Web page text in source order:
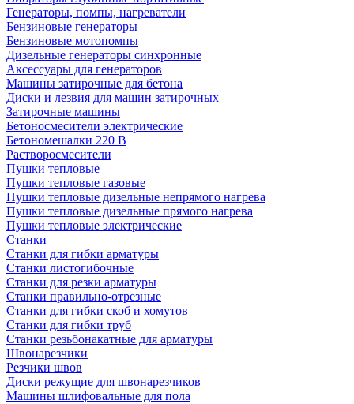
Генераторы, помпы, нагреватели
Бензиновые генераторы
Бензиновые мотопомпы
Дизельные генераторы синхронные
Аксессуары для генераторов
Машины затирочные для бетона
Диски и лезвия для машин затирочных
Затирочные машины
Бетоносмесители электрические
Бетономешалки 220 В
Растворосмесители
Пушки тепловые
Пушки тепловые газовые
Пушки тепловые дизельные непрямого нагрева
Пушки тепловые дизельные прямого нагрева
Пушки тепловые электрические
Станки
Станки для гибки арматуры
Станки листогибочные
Станки для резки арматуры
Станки правильно-отрезные
Станки для гибки скоб и хомутов
Станки для гибки труб
Станки резьбонакатные для арматуры
Швонарезчики
Резчики швов
Диски режущие для швонарезчиков
Машины шлифовальные для пола